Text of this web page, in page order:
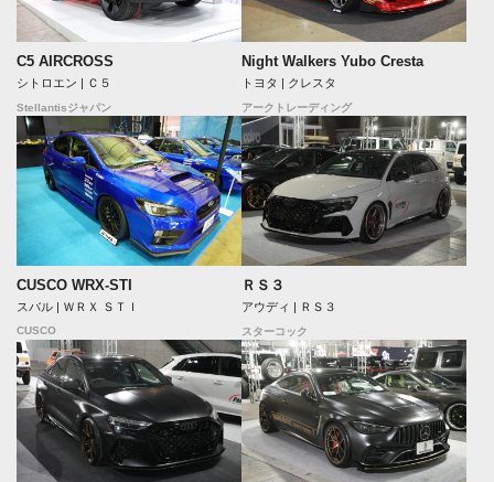
C5 AIRCROSS
シトロエン | Ｃ５
Stellantisジャパン
Night Walkers Yubo Cresta
トヨタ | クレスタ
アークトレーディング
CUSCO WRX-STI
スバル | ＷＲＸ ＳＴＩ
CUSCO
ＲＳ３
アウディ | ＲＳ３
スターコック